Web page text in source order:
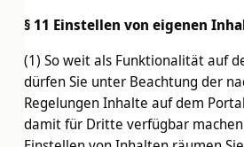
§ 11 Einstellen von eigenen
(1) So weit als Funktionalität auf
dürfen Sie unter Beachtung der
Regelungen Inhalte auf dem
damit für Dritte verfügbar